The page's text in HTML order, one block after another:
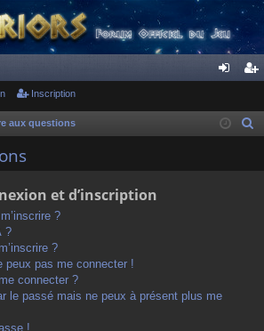
ne cri
Inscription
aux questions
et d’inscription
?
?
?
pas me connecter !
connecter ?
le passé mais ne peux à présent plus me
!